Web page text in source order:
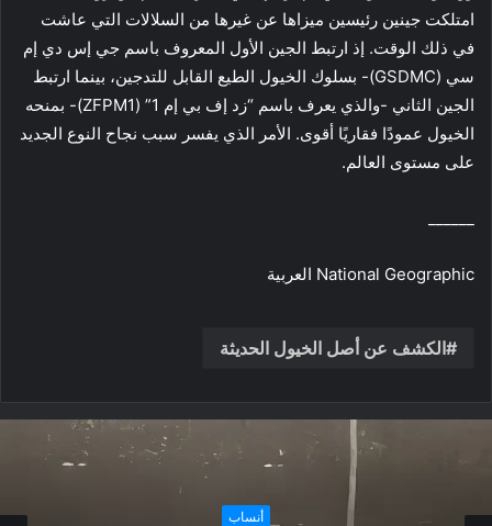
امتلكت جينين رئيسين ميزاها عن غيرها من السلالات التي عاشت
في ذلك الوقت. إذ ارتبط الجين الأول المعروف باسم جي إس دي إم
سي (GSDMC)- بسلوك الخيول الطيع القابل للتدجين، بينما ارتبط
الجين الثاني -والذي يعرف باسم “زد إف بي إم 1” (ZFPM1)- بمنحه
الخيول عمودًا فقاريًا أقوى. الأمر الذي يفسر سبب نجاح النوع الجديد
على مستوى العالم.
National Geographic العربية
الكشف عن أصل الخيول الحديثة
أنساب